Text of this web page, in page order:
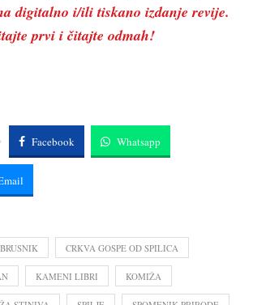
digitalno i/ili tiskano izdanje revije.
prvi i čitajte odmah!
Facebook Whatsapp
BRUSNIK CRKVA GOSPE OD SPILICA
KAMENI LIBRI KOMIŽA